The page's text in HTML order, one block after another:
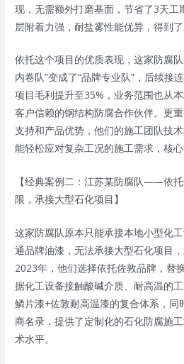
现，无需额外打磨基面，节省了3天工
层附着力强，耐盐雾性能优异，得到了
依托这个项目的优质表现，这家防腐
内卷队”变成了“品牌专业队”，后续接
项目毛利提升至35%，业务范围也从
客户信赖的钢结构防腐合作伙伴。更
支持和产品优势，他们的施工团队技
能轻松应对复杂工况的施工需求，核心
【经典案例二：江苏某防腐队——依
限，承接大型石化项目】
这家防腐队原本只能承接本地小型化
通品牌油漆，无法承接大型石化项目
2023年，他们选择依托佐敦品牌，替
据化工设备接触酸碱介质、耐高温的
鳞片漆+佐敦耐高温漆的复合体系，
商名录，提供了定制化的石化防腐施
术水平。